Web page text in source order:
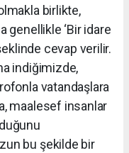
birlikte,
genellikle ‘Bir idare
cevap verilir.
indiğimizde,
vatandaşlara
maalesef insanlar
bu şekilde bir